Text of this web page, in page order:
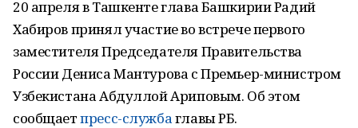
20 апреля в Ташкенте глава Башкирии Радий
Хабиров принял участие во встрече первого
заместителя Председателя Правительства
России Дениса Мантурова с Премьер-министром
Узбекистана Абдуллой Ариповым. Об этом
сообщаетпресс-службаглавы РБ.